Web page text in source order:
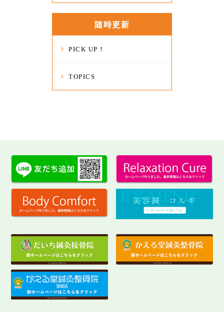
随時更新
PICK UP！
TOPICS